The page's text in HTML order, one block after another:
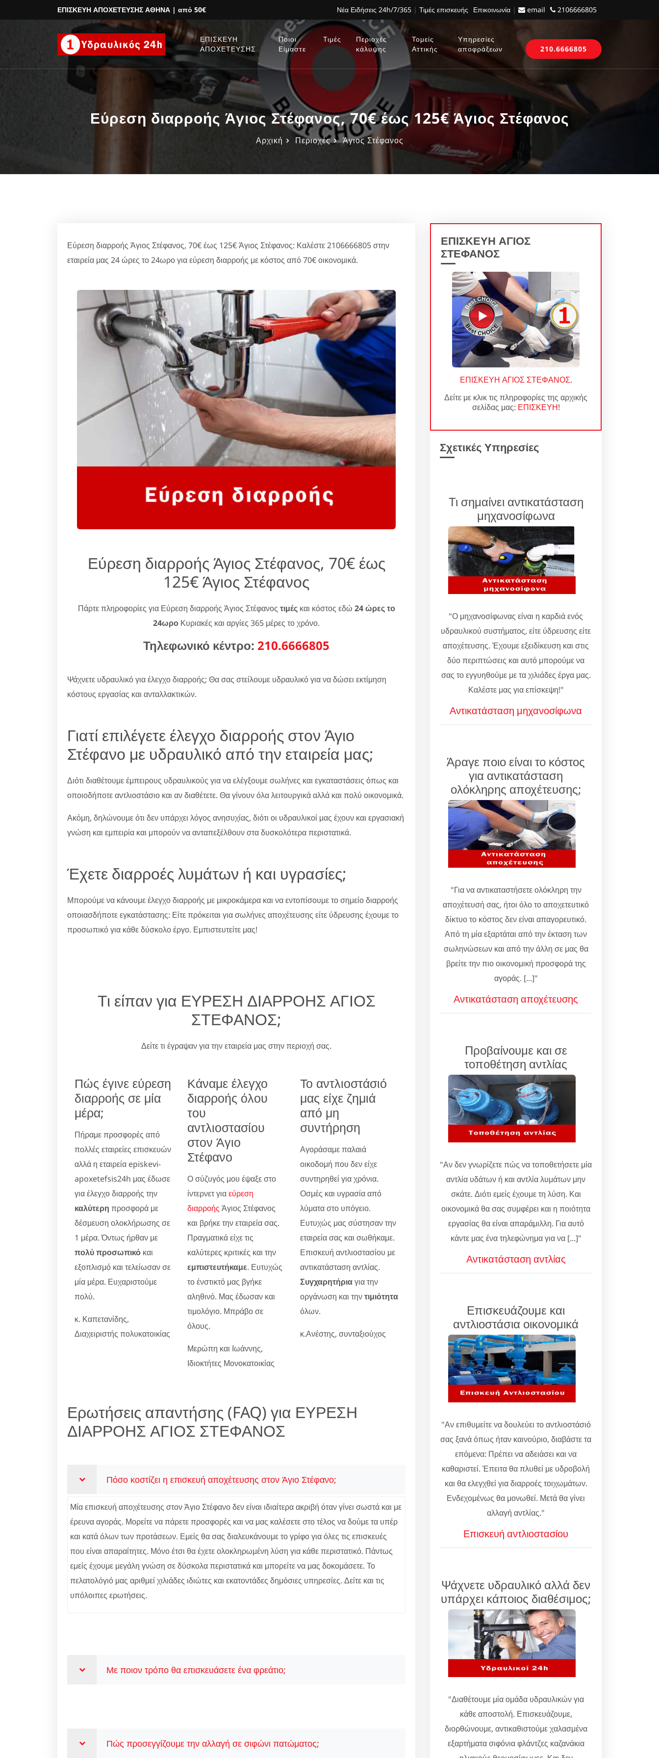
ΕΠΙΣΚΕΥΗ ΑΠΟΧΕΤΕΥΣΗΣ ΑΘΗΝΑ | από 50€ Νέα Ειδήσεις 24h/7/365 | Τιμές επισκευής Επικοινωνία | email 2106666805
ΕΠΙΣΚΕΥΗ
ΑΠΟΧΕΤΕΥΣΗΣ
Ποιοι
Είμαστε
Τιμές
Περιοχές
κάλυψης
Τομείς
Αττικής
Υπηρεσίες
αποφράξεων
210.6666805
Εύρεση διαρροής Άγιος Στέφανος, 70€ έως 125€ Άγιος Στέφανος
Αρχική Περιοχές Άγιος Στέφανος
Εύρεση διαρροής Άγιος Στέφανος, 70€ έως 125€ Άγιος Στέφανος: Καλέστε 2106666805 στην
εταιρεία μας 24 ώρες το 24ωρο για εύρεση διαρροής με κόστος από 70€ οικονομικά.
Εύρεση διαρροής Άγιος Στέφανος, 70€ έως
125€ Άγιος Στέφανος
Πάρτε πληροφορίες για Εύρεση διαρροής Άγιος Στέφανος τιμέςκαι κόστος εδώ 24 ώρες το
24ωρο Κυριακές και αργίες 365 μέρες το χρόνο.
Τηλεφωνικό κέντρο: 210.6666805
Ψάχνετε υδραυλικό για έλεγχο διαρροής; Θα σας στείλουμε υδραυλικό για να δώσει εκτίμηση
κόστους εργασίας και ανταλλακτικών.
Γιατί επιλέγετε έλεγχο διαρροής στον Άγιο
Στέφανο με υδραυλικό από την εταιρεία μας;
Διότι διαθέτουμε έμπειρους υδραυλικούς για να ελέγξουμε σωλήνες και εγκαταστάσεις όπως και
οποιοδήποτε αντλιοστάσιο και αν διαθέτετε. Θα γίνουν όλα λειτουργικά αλλά και πολύ οικονομικά.
Ακόμη, δηλώνουμε ότι δεν υπάρχει λόγος ανησυχίας, διότι οι υδραυλικοί μας έχουν και εργασιακή
γνώση και εμπειρία και μπορούν να ανταπεξέλθουν στα δυσκολότερα περιστατικά.
Έχετε διαρροές λυμάτων ή και υγρασίες;
Μπορούμε να κάνουμε έλεγχο διαρροής με μικροκάμερα και να εντοπίσουμε το σημείο διαρροής
οποιασδήποτε εγκατάστασης: Είτε πρόκειται για σωλήνες αποχέτευσης είτε ύδρευσης έχουμε το
προσωπικό για κάθε δύσκολο έργο. Εμπιστευτείτε μας!
Τι είπαν για ΕΥΡΕΣΗ ΔΙΑΡΡΟΗΣ ΑΓΙΟΣ
ΣΤΕΦΑΝΟΣ;
Δείτε τι έγραψαν για την εταιρεία μας στην περιοχή σας.
Πώς έγινε εύρεση
διαρροής σε μία
μέρα;
Πήραμε προσφορές από
πολλές εταιρείες επισκευών
αλλά η εταιρεία episkevi-
apoxetefsis24h μας έδωσε
για έλεγχο διαρροής την
καλύτερη προσφορά με
δέσμευση ολοκλήρωσης σε
1 μέρα. Όντως ήρθαν με
πολύ προσωπικό και
εξοπλισμό και τελείωσαν σε
μία μέρα. Ευχαριστούμε
πολύ.
κ. Καπετανίδης,
Διαχειριστής πολυκατοικίας
Κάναμε έλεγχο
διαρροής όλου
του
αντλιοστασίου
στον Άγιο
Στέφανο
Ο σύζυγός μου έψαξε στο
ίντερνετ γιαεύρεση
διαρροής Άγιος Στέφανος
και βρήκε την εταιρεία σας.
Πραγματικά είχε τις
καλύτερες κριτικές και την
εμπιστευτήκαμε. Ευτυχώς
το ένστικτό μας βγήκε
αληθινό. Μας έδωσαν και
τιμολόγιο. Μπράβο σε
όλους.
Μερώπη και Ιωάννης,
Ιδιοκτήτες Μονοκατοικίας
Το αντλιοστάσιό
μας είχε ζημιά
από μη
συντήρηση
Αγοράσαμε παλαιά
οικοδομή που δεν είχε
συντηρηθεί για χρόνια.
Οσμές και υγρασία από
λύματα στο υπόγειο.
Ευτυχώς μας σύστησαν την
εταιρεία σας και σωθήκαμε.
Επισκευή αντλιοστασίου με
αντικατάσταση αντλίας.
Συγχαρητήριαγια την
οργάνωση και τηντιμιότητα
όλων.
κ.Ανέστης, συνταξιούχος
Ερωτήσεις απαντήσης (FAQ) για ΕΥΡΕΣΗ
ΔΙΑΡΡΟΗΣ ΑΓΙΟΣ ΣΤΕΦΑΝΟΣ
Πόσο κοστίζει η επισκευή αποχέτευσης στον Άγιο Στέφανο;
Μία επισκευή αποχέτευσης στον Άγιο Στέφανο δεν είναι ιδιαίτερα ακριβή όταν γίνει σωστά και με
έρευνα αγοράς. Μορείτε να πάρετε προσφορές και να μας καλέσετε στο τέλος να δούμε τα υπέρ
και κατά όλων των προτάσεων. Εμείς θα σας διαλευκάνουμε το γρίφο για όλες τις επισκευές
που είναι απαραίτητες. Μόνο έτσι θα έχετε ολοκληρωμένη λύση για κάθε περιστατικό. Πάντως
εμείς έχουμε μεγάλη γνώση σε δύσκολα περιστατικά και μπορείτε να μας δοκομάσετε. Το
πελατολόγιό μας αριθμεί χιλιάδες ιδιώτες και εκατοντάδες δημόσιες υπηρεσίες. Δείτε και τις
υπόλοιπες ερωτήσεις.
Με ποιον τρόπο θα επισκευάσετε ένα φρεάτιο;
Πώς προσεγγίζουμε την αλλαγή σε σιφώνι πατώματος;
ΕΠΙΣΚΕΥΗ ΑΓΙΟΣ
ΣΤΕΦΑΝΟΣ
ΕΠΙΣΚΕΥΗ ΑΓΙΟΣ ΣΤΕΦΑΝΟΣ.
Δείτε με κλικ τις πληροφορίες της αρχικής
σελίδας μας: ΕΠΙΣΚΕΥΗ!
Σχετικές Υπηρεσίες
Τι σημαίνει αντικατάσταση
μηχανοσίφωνα
"Ο μηχανοσίφωνας είναι η καρδιά ενός
υδραυλικού συστήματος, είτε ύδρευσης είτε
αποχέτευσης. Έχουμε εξειδίκευση και στις
δύο περιπτώσεις και αυτό μπορούμε να
σας το εγγυηθούμε με τα χιλιάδες έργα μας.
Καλέστε μας για επίσκεψη!"
Αντικατάσταση μηχανοσίφωνα
Άραγε ποιο είναι το κόστος
για αντικατάσταση
ολόκληρης αποχέτευσης;
"Για να αντικαταστήσετε ολόκληρη την
αποχέτευσή σας, ήτοι όλο το αποχετευτικό
δίκτυο το κόστος δεν είναι απαγορευτικό.
Από τη μία εξαρτάται από την έκταση των
σωληνώσεων και από την άλλη σε μας θα
βρείτε την πιο οικονομική προσφορά της
αγοράς. [...]"
Αντικατάσταση αποχέτευσης
Προβαίνουμε και σε
τοποθέτηση αντλίας
"Αν δεν γνωρίζετε πώς να τοποθετήσετε μία
αντλία υδάτων ή και αντλία λυμάτων μην
σκάτε. Διότι εμείς έχουμε τη λύση. Και
οικονομικά θα σας συμφέρει και η ποιότητα
εργασίας θα είναι απαράμιλλη. Για αυτό
κάντε μας ένα τηλεφώνημα για να [...]"
Αντικατάσταση αντλίας
Επισκευάζουμε και
αντλιοστάσια οικονομικά
"Αν επιθυμείτε να δουλεύει το αντλιοστάσιό
σας ξανά όπως ήταν καινούριο, διαβάστε τα
επόμενα: Πρέπει να αδειάσει και να
καθαριστεί. Έπειτα θα πλυθεί με υδροβολή
και θα ελεγχθεί για διαρροές τοιχωμάτων.
Ενδεχομένως θα μονωθεί. Μετά θα γίνει
αλλαγή αντλίας."
Επισκευή αντλιοστασίου
Ψάχνετε υδραυλικό αλλά δεν
υπάρχει κάποιος διαθέσιμος;
"Διαθέτουμε μία ομάδα υδραυλικών για
κάθε αποστολή. Επισκευάζουμε,
διορθώνουμε, αντικαθιστούμε χαλασμένα
εξαρτήματα σιφόνια φλάντζες καζανάκια